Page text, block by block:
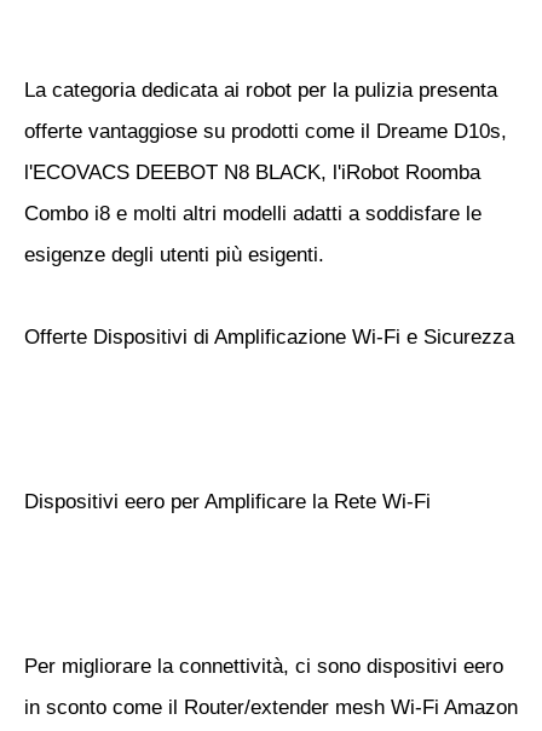
La categoria dedicata ai robot per la pulizia presenta
offerte vantaggiose su prodotti come il Dreame D10s,
l'ECOVACS DEEBOT N8 BLACK, l'iRobot Roomba
Combo i8 e molti altri modelli adatti a soddisfare le
esigenze degli utenti più esigenti.
Offerte Dispositivi di Amplificazione Wi-Fi e Sicurezza
Dispositivi eero per Amplificare la Rete Wi-Fi
Per migliorare la connettività, ci sono dispositivi eero
in sconto come il Router/extender mesh Wi-Fi Amazon